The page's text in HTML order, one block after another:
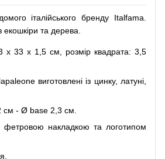
італійського бренду Italfama.
та дерева.
x 33 x 1,5 см, розмір квадрата: 3,5
виготовлені із цинку, латуні,
см - Ø base 2,3 см.
фетровою накладкою та логотипом